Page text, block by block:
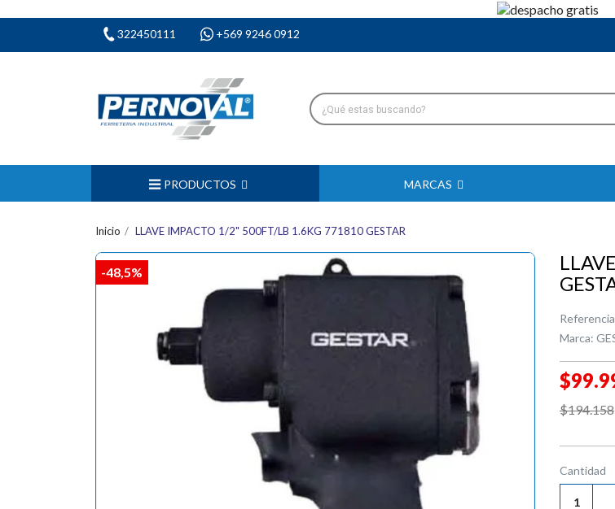
322450111 +569 9246 0912
PRODUCTOS MARCAS
Inicio LLAVE IMPACTO 1/2" 500FT/LB 1.6KG 771810 GESTAR
-48,5%
Marca:
$194.158
Cantidad